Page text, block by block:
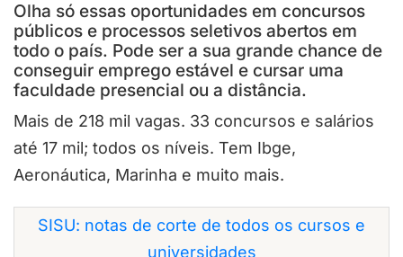
Olha só essas oportunidades em concursos
públicos e processos seletivos abertos em
todo o país. Pode ser a sua grande chance de
conseguir emprego estável e cursar uma
faculdade presencial ou a distância.
Mais de 218 mil vagas. 33 concursos e salários
até 17 mil; todos os níveis. Tem Ibge,
Aeronáutica, Marinha e muito mais.
SISU: notas de corte de todos os cursos e
universidades